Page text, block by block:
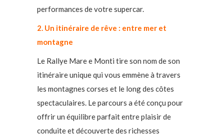
performances de votre supercar.
2. Un itinéraire de rêve : entre mer et
montagne
Le Rallye Mare e Monti tire son nom de son
itinéraire unique qui vous emmène à travers
les montagnes corses et le long des côtes
spectaculaires. Le parcours a été conçu pour
offrir un équilibre parfait entre plaisir de
conduite et découverte des richesses